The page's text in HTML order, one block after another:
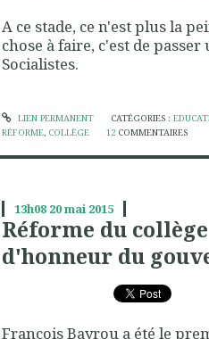
A ce stade, ce n'est plus la
chose à faire, c'est de
Socialistes.
LIEN PERMANENT CATÉGORIES :
RÉFORME, COLLÈGE 12 COMMENTAIRES
13h08 20mai 2015
Réforme du
d'honneur du
François Bayrou a été le